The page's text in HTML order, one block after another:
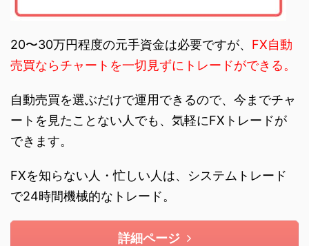
20〜30万円程度の元手資金は必要ですが、 FX自動
売買ならチャートを一切見ずにトレードができる。
自動売買を選ぶだけで運用できるので、今までチャ
ートを見たことない人でも、気軽にFXトレードが
できます。
FXを知らない人・忙しい人は、システムトレード
で24時間機械的なトレード。
詳細ページ